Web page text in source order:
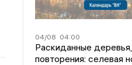
04/08 04:00
Раскиданные
повторения: селевая